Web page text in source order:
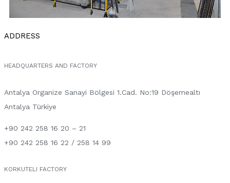
ADDRESS
HEADQUARTERS AND FACTORY
Antalya Organize Sanayi Bölgesi 1.Cad. No:19 Döşemealtı
Antalya Türkiye
+90 242 258 16 20 – 21
+90 242 258 16 22 / 258 14 99
KORKUTELI FACTORY